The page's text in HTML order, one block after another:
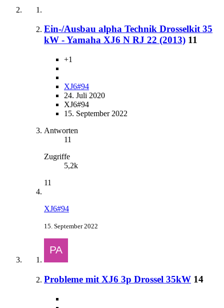
Ein-/Ausbau alpha Technik Drosselkit 35
kW - Yamaha XJ6 N RJ 22 (2013) 11
+1
XJ6#94
24. Juli 2020
XJ6#94
15. September 2022
Antworten
11
Zugriffe
5,2k
11
XJ6#94
15. September 2022
Probleme mit XJ6 3p Drossel 35kW 14